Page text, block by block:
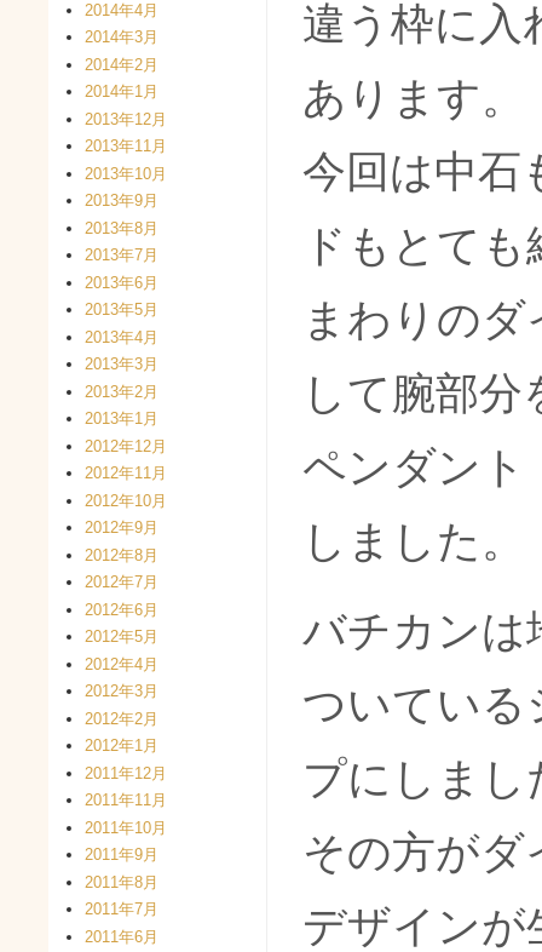
違う枠に入
あります。
今回は中石
ドもとて
まわりの
して腕部
ペンダント
しました。
バチカンは
ついている
プにしまし
その方がダ
デザインが
2014年4月
2014年3月
2014年2月
2014年1月
2013年12月
2013年11月
2013年10月
2013年9月
2013年8月
2013年7月
2013年6月
2013年5月
2013年4月
2013年3月
2013年2月
2013年1月
2012年12月
2012年11月
2012年10月
2012年9月
2012年8月
2012年7月
2012年6月
2012年5月
2012年4月
2012年3月
2012年2月
2012年1月
2011年12月
2011年11月
2011年10月
2011年9月
2011年8月
2011年7月
2011年6月